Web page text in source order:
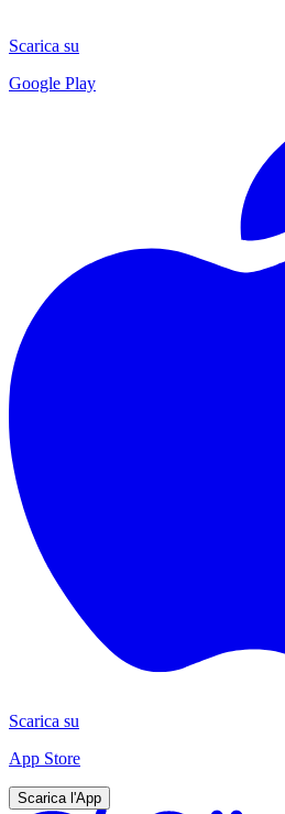
Scarica su
Google Play
Scarica su
App Store
Scarica l'App